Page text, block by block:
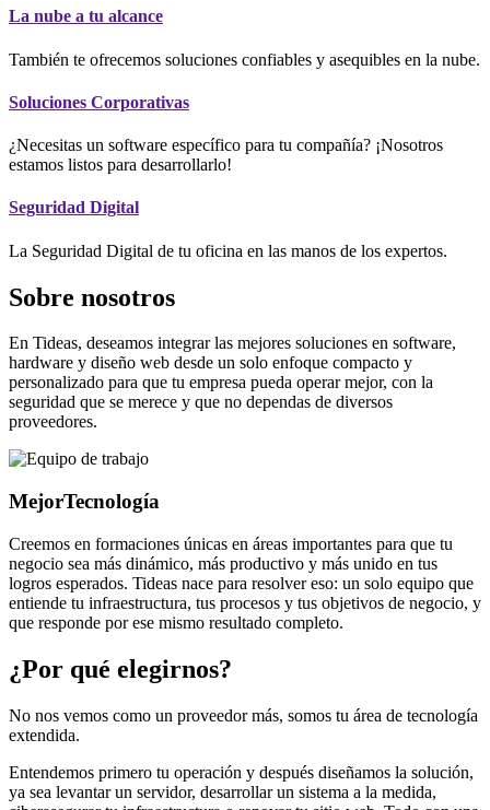
La nube a tu alcance
También te ofrecemos soluciones confiables y asequibles en la nube.
Soluciones Corporativas
¿Necesitas un software específico para tu compañía? ¡Nosotros
estamos listos para desarrollarlo!
Seguridad Digital
La Seguridad Digital de tu oficina en las manos de los expertos.
Sobre nosotros
En Tideas, deseamos integrar las mejores soluciones en software,
hardware y diseño web desde un solo enfoque compacto y
personalizado para que tu empresa pueda operar mejor, con la
seguridad que se merece y que no dependas de diversos
proveedores.
MejorTecnología
Creemos en formaciones únicas en áreas importantes para que tu
negocio sea más dinámico, más productivo y más unido en tus
logros esperados. Tideas nace para resolver eso: un solo equipo que
entiende tu infraestructura, tus procesos y tus objetivos de negocio, y
que responde por ese mismo resultado completo.
¿Por qué elegirnos?
No nos vemos como un proveedor más, somos tu área de tecnología
extendida.
Entendemos primero tu operación y después diseñamos la solución,
ya sea levantar un servidor, desarrollar un sistema a la medida,